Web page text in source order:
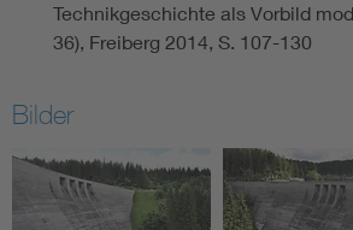
Technikgeschichte als Vorbild
36), Freiberg 2014, S. 107-130
Bilder